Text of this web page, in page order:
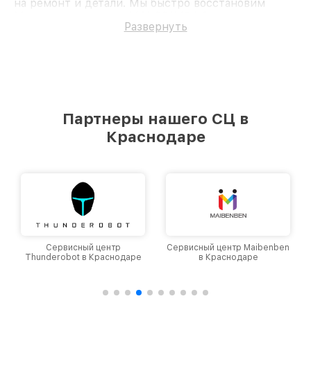
на ремонт и детали. Мы быстро восстановим
Развернуть
Партнеры нашего СЦ в
Краснодаре
Сервисный центр
Thunderobot в Краснодаре
Сервисный центр Maibenben
в Краснодаре